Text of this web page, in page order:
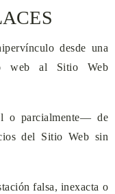
desde una
web al Sitio Web
o parcialmente— de
del Sitio Web sin
falsa, inexacta o